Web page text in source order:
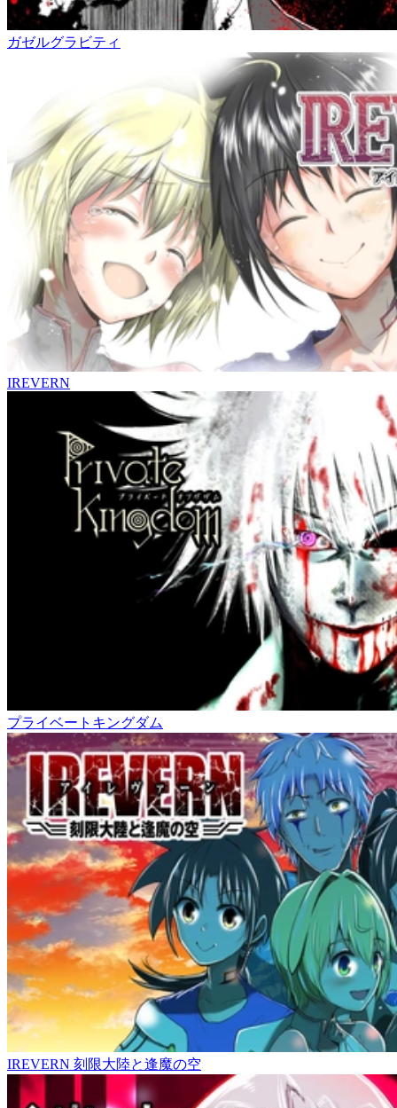
ガゼルグラビティ
IREVERN
プライベートキングダム
IREVERN 刻限大陸と逢魔の空